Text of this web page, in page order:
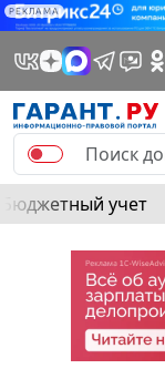
РЕКЛАМА
Бюджетный учет